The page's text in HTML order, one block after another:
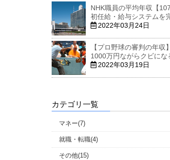
NHK職員の平均年収【
初任給・給与システムを
2022年03月24日
【プロ野球の審判の年収
1000万円ながらクビにな
2022年03月19日
カテゴリ一覧
マネー(7)
就職・転職(4)
その他(15)